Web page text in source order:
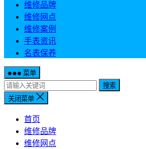
维修品牌
维修网点
维修案例
手表资讯
名表保养
菜单
搜索
关闭菜单
首页
维修品牌
维修网点